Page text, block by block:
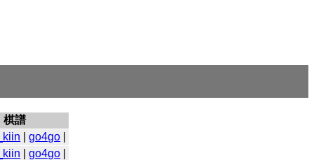
棋譜
|go4go
|go4go